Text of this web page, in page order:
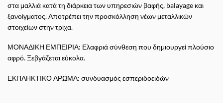
στα μαλλιά κατά τη διάρκεια των υπηρεσιών βαφής, balayage και
ξανοίγματος. Αποτρέπει την προσκόλληση νέων μεταλλικών
στοιχείων στην τρίχα.
ΜΟΝΑΔΙΚΗ ΕΜΠΕΙΡΙΑ: Ελαφριά σύνθεση που δημιουργεί πλούσιο
αφρό. Ξεβγάζεται εύκολα.
ΕΚΠΛΗΚΤΙΚΟ ΑΡΩΜΑ: συνδυασμός εσπεριδοειδών